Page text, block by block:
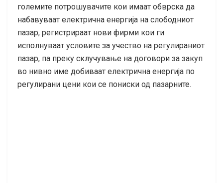
големите потрошувачите кои имаат обврска да
набавуваат електрична енергија на слободниот
пазар, регистрираат нови фирми кои ги
исполнуваат условите за учество на регулираниот
пазар, па преку склучување на договори за закуп
во нивно име добиваат електрична енергија по
регулирани цени кои се пониски од пазарните.